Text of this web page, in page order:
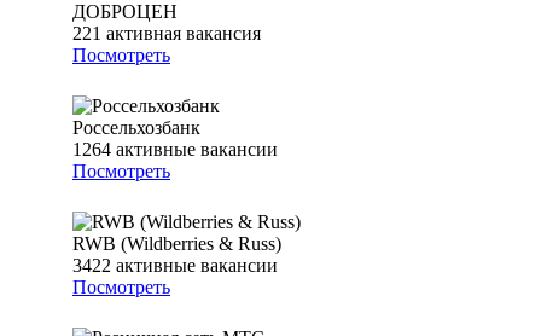
ДОБРОЦЕН
221 активная вакансия
Посмотреть
Россельхозбанк
1264 активные вакансии
Посмотреть
RWB (Wildberries & Russ)
3422 активные вакансии
Посмотреть